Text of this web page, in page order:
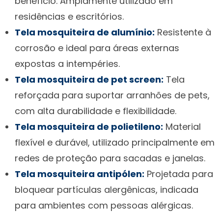
residências e escritórios.
Tela mosquiteira de alumínio: Resistente à
corrosão e ideal para áreas externas
expostas a intempéries.
Tela mosquiteira de pet screen: Tela
reforçada para suportar arranhões de pets,
com alta durabilidade e flexibilidade.
Tela mosquiteira de polietileno: Material
flexível e durável, utilizado principalmente em
redes de proteção para sacadas e janelas.
Tela mosquiteira antipólen: Projetada para
bloquear partículas alergênicas, indicada
para ambientes com pessoas alérgicas.